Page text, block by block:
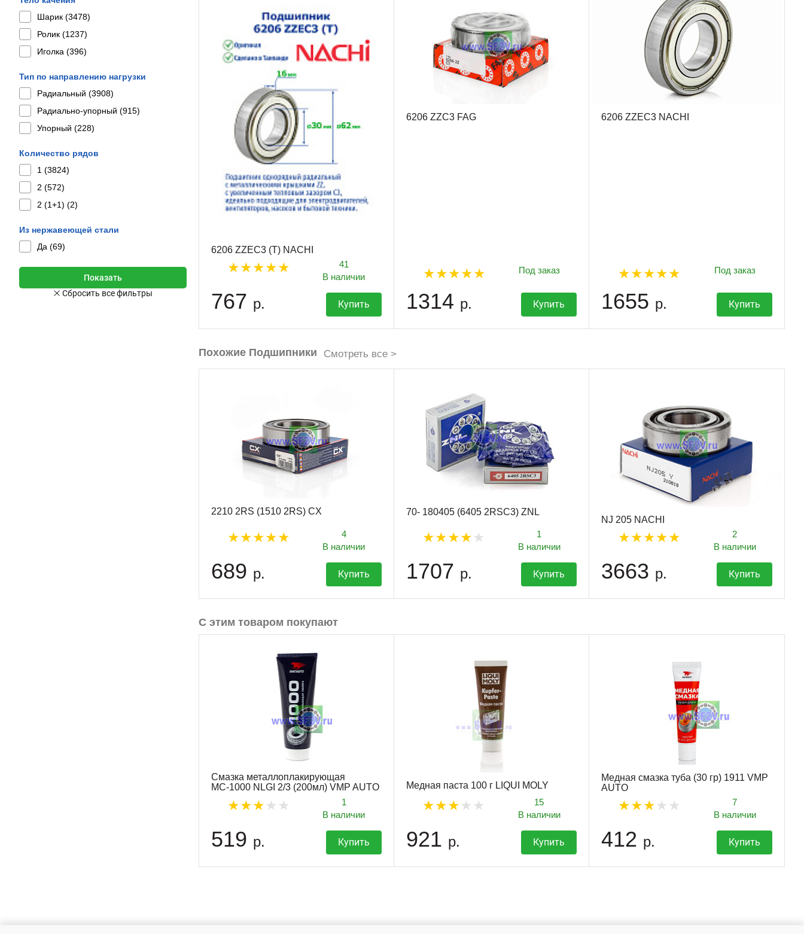
Шарик (3478)
Ролик (1237)
Иголка (396)
Тип по направлению нагрузки
Радиальный (3908)
Радиально-упорный (915)
Упорный (228)
Количество рядов
1 (3824)
2 (572)
2 (1+1) (2)
Из нержавеющей стали
Да (69)
6206 ZZEC3 (T) NACHI
41
В наличии
767 р. Купить
6206 ZZC3 FAG
Под заказ
1314 р. Купить
6206 ZZEC3 NACHI
Под заказ
1655 р. Купить
Похожие Подшипники Смотреть все >
2210 2RS (1510 2RS) CX
4
В наличии
689 р. Купить
70- 180405 (6405 2RSC3) ZNL
1
В наличии
1707 р. Купить
NJ 205 NACHI
2
В наличии
3663 р. Купить
С этим товаром покупают
Смазка металлоплакирующая
МС-1000 NLGI 2/3 (200мл) VMP AUTO
1
В наличии
519 р. Купить
Медная паста 100 г LIQUI MOLY
15
В наличии
921 р. Купить
Медная смазка туба (30 гр) 1911 VMP
AUTO
7
В наличии
412 р. Купить